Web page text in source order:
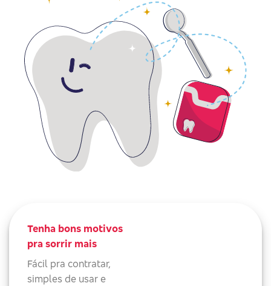
Tenha bons motivos
pra sorrir mais
Fácil pra contratar,
simples de usar e